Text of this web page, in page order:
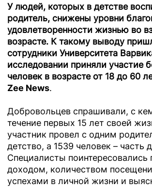
У людей, которых в детстве
родитель, снижены уровни
удовлетворенности жизнью во
возрасте. К такому выводу
сотрудники Университета
исследовании приняли участие
человек в возрасте от 18 до 60
Zee News.
Добровольцев спрашивали, с
течение первых 15 лет своей
участник провел с одним
детство, а 1539 человек – часть
Специалисты поинтересовались
доходом, количеством
успехами в личной жизни и